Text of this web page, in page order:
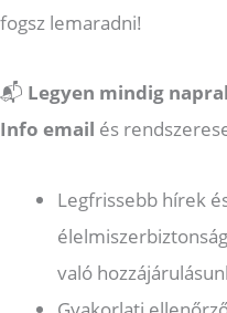
fogsz lemaradni!
📬 Legyen mindig
Info email és
Legfrissebb hírek
való